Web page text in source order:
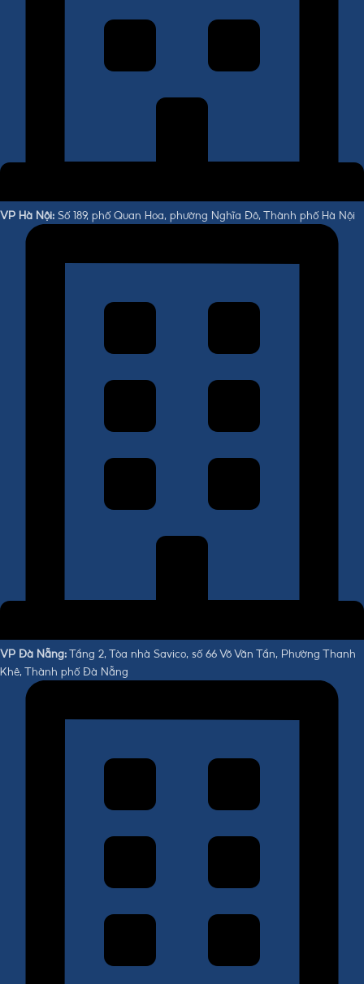
VP Hà Nội: Số 189, phố Quan Hoa, phường Nghĩa Đô, Thành phố Hà Nội
VP Đà Nẵng: Tầng 2, Tòa nhà Savico, số 66 Võ Văn Tần, Phường Thanh
Khê, Thành phố Đà Nẵng